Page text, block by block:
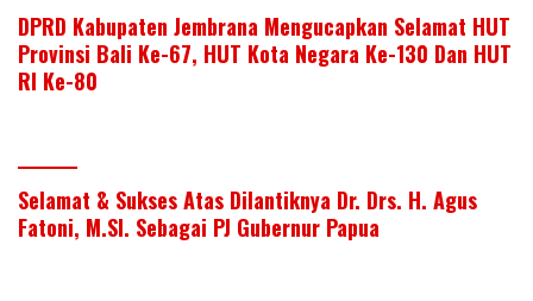
DPRD Kabupaten Jembrana Mengucapkan Selamat HUT
Provinsi Bali Ke-67, HUT Kota Negara Ke-130 Dan HUT
RI Ke-80
Selamat & Sukses Atas Dilantiknya Dr. Drs. H. Agus
Fatoni, M.SI. Sebagai PJ Gubernur Papua